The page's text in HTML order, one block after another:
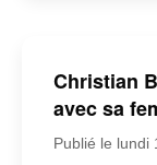
Christian
avec sa
Publié le lundi